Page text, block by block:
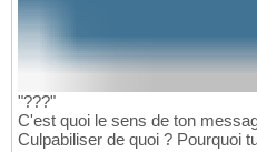
"???"
C'est quoi le sens de ton
Culpabiliser de quoi ? Pourquoi